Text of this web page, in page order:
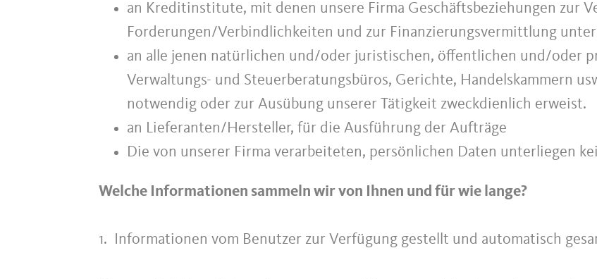
an Kreditinstitute, mit denen unsere Firma Geschäftsbeziehungen zur
Forderungen/Verbindlichkeiten und zur Finanzierungsvermittlung
an alle jenen natürlichen und/oder juristischen, öffentlichen und/oder
Verwaltungs- und Steuerberatungsbüros, Gerichte, Handelskammern
notwendig oder zur Ausübung unserer Tätigkeit zweckdienlich erweist.
an Lieferanten/Hersteller, für die Ausführung der Aufträge
Die von unserer Firma verarbeiteten, persönlichen Daten unterliegen
Welche Informationen sammeln wir von Ihnen und für wie lange?
1. Informationen vom Benutzer zur Verfügung gestellt und automatisch